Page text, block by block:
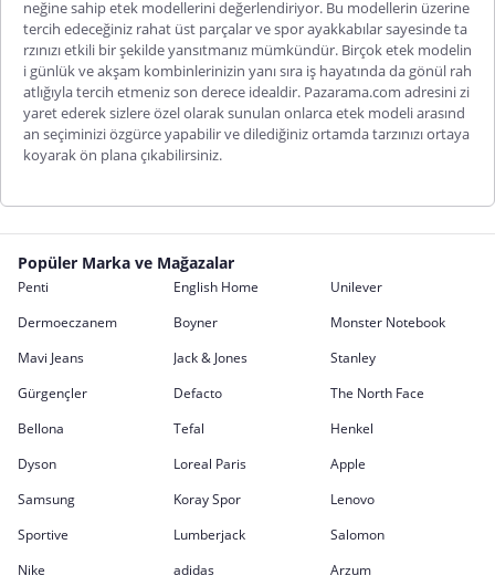
neğine sahip etek modellerini değerlendiriyor. Bu modellerin üzerine
tercih edeceğiniz rahat üst parçalar ve spor ayakkabılar sayesinde ta
rzınızı etkili bir şekilde yansıtmanız mümkündür. Birçok etek modelin
i günlük ve akşam kombinlerinizin yanı sıra iş hayatında da gönül rah
atlığıyla tercih etmeniz son derece idealdir. Pazarama.com adresini zi
yaret ederek sizlere özel olarak sunulan onlarca etek modeli arasınd
an seçiminizi özgürce yapabilir ve dilediğiniz ortamda tarzınızı ortaya
koyarak ön plana çıkabilirsiniz.
Popüler Marka ve Mağazalar
Penti English Home
Unilever
Dermoeczanem
Boyner
Monster Notebook
Mavi Jeans
Jack & Jones
Stanley
Gürgençler
Defacto
The North Face
Bellona
Tefal
Henkel
Dyson
Loreal Paris
Apple
Samsung
Koray Spor
Lenovo
Sportive
Lumberjack
Salomon
Nike
adidas
Arzum